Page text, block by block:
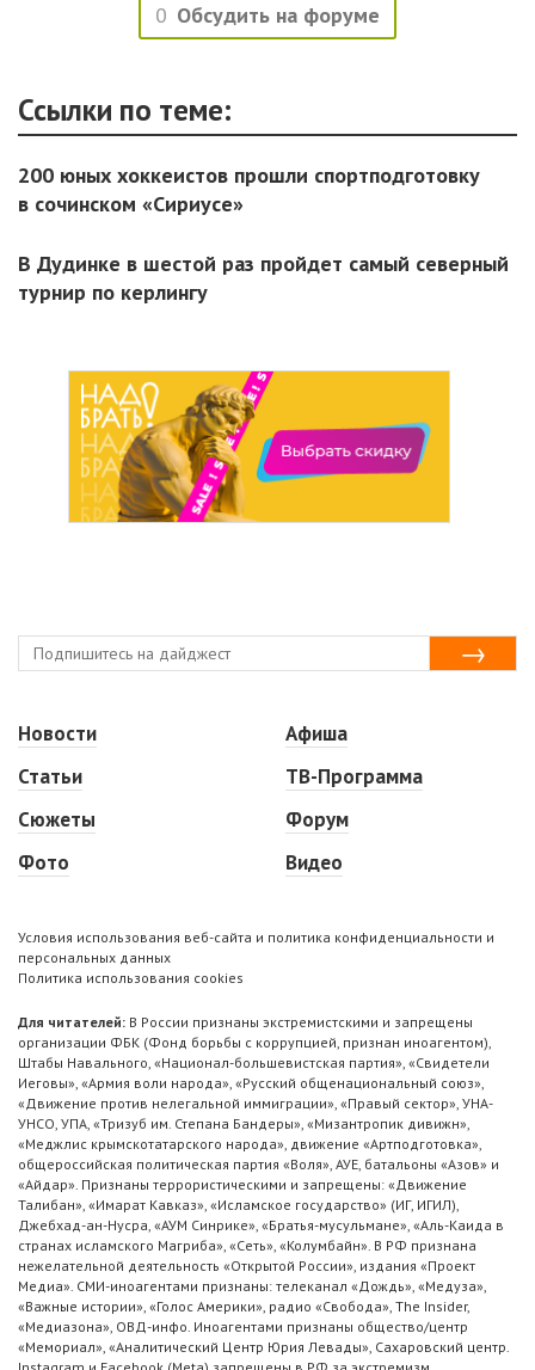
0 Обсудить на форуме
Ссылки по теме:
200 юных хоккеистов прошли спортподготовку
в сочинском «Сириусе»
В Дудинке в шестой раз пройдет самый северный
турнир по керлингу
Новости
Статьи
Сюжеты
Фото
Афиша
ТВ-Программа
Форум
Видео
Условия использования веб-сайта и политика конфиденциальности и
персональных данных
Политика использования cookies
Для читателей: В России признаны экстремистскими и запрещены
организации ФБК (Фонд борьбы с коррупцией, признан иноагентом),
Штабы Навального, «Национал-большевистская партия», «Свидетели
Иеговы», «Армия воли народа», «Русский общенациональный союз»,
«Движение против нелегальной иммиграции», «Правый сектор», УНА-
УНСО, УПА, «Тризуб им. Степана Бандеры», «Мизантропик дивижн»,
«Меджлис крымскотатарского народа», движение «Артподготовка»,
общероссийская политическая партия «Воля», АУЕ, батальоны «Азов» и
«Айдар». Признаны террористическими и запрещены: «Движение
Талибан», «Имарат Кавказ», «Исламское государство» (ИГ, ИГИЛ),
Джебхад-ан-Нусра, «АУМ Синрике», «Братья-мусульмане», «Аль-Каида в
странах исламского Магриба», «Сеть», «Колумбайн». В РФ признана
нежелательной деятельность «Открытой России», издания «Проект
Медиа». СМИ-иноагентами признаны: телеканал «Дождь», «Медуза»,
«Важные истории», «Голос Америки», радио «Свобода», The Insider,
«Медиазона», ОВД-инфо. Иноагентами признаны общество/центр
«Мемориал», «Аналитический Центр Юрия Левады», Сахаровский центр.